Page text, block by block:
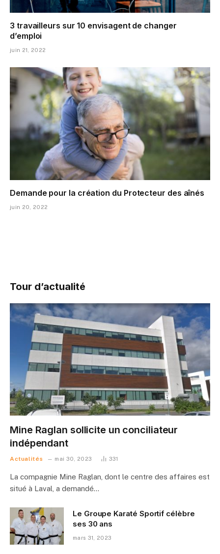
3 travailleurs sur 10 envisagent de changer
d’emploi
juin 21, 2022
Demande pour la création du Protecteur des aînés
juin 20, 2022
Tour d’actualité
Mine Raglan sollicite un conciliateur
indépendant
Actualités mai 30, 2023 331
La compagnie Mine Raglan, dont le centre des affaires est
situé à Laval, a demandé…
Le Groupe Karaté Sportif célèbre
ses 30 ans
mars 31, 2023